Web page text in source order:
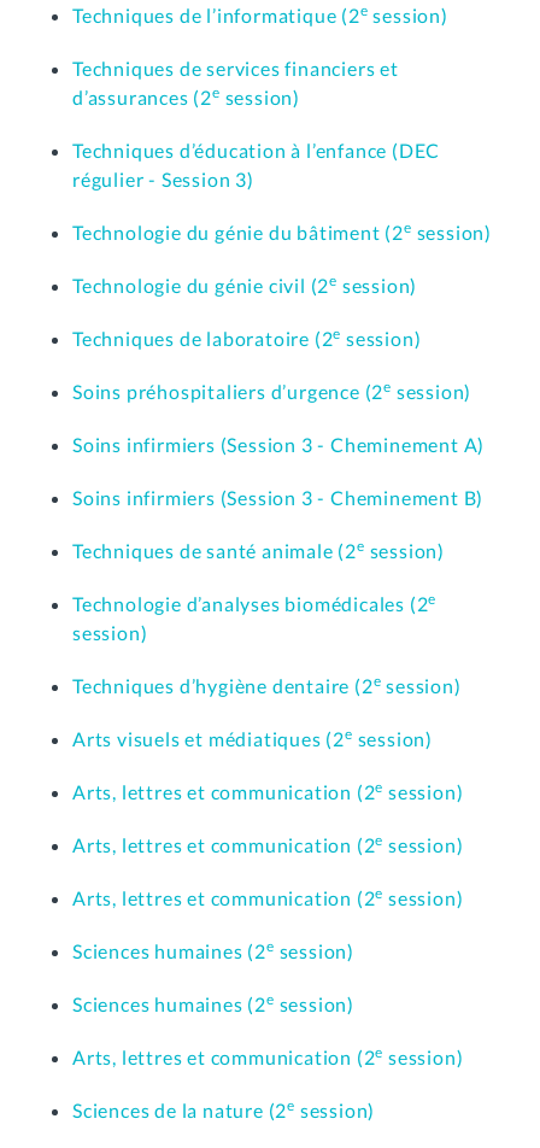
Techniques de l’informatique (2e session)
Techniques de services financiers et
d’assurances (2e session)
Techniques d’éducation à l’enfance (DEC
régulier - Session 3)
Technologie du génie du bâtiment (2e session)
Technologie du génie civil (2e session)
Techniques de laboratoire (2e session)
Soins préhospitaliers d’urgence (2e session)
Soins infirmiers (Session 3 - Cheminement A)
Soins infirmiers (Session 3 - Cheminement B)
Techniques de santé animale (2e session)
Technologie d’analyses biomédicales (2e
session)
Techniques d’hygiène dentaire (2e session)
Arts visuels et médiatiques (2e session)
Arts, lettres et communication (2e session)
Arts, lettres et communication (2e session)
Arts, lettres et communication (2e session)
Sciences humaines (2e session)
Sciences humaines (2e session)
Arts, lettres et communication (2e session)
Sciences de la nature (2e session)